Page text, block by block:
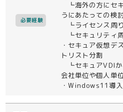
必要経験
┗海外の方にセ
うにあたっての検
┗ライセンス周
┗セキュリティ
・セキュア仮想デ
トリスト分割
┗セキュアVDIか
会社単位や個人単
・Windows11導